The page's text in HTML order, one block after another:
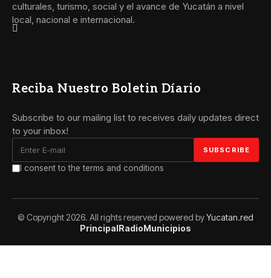
culturales, turismo, social y el avance de Yucatán a nivel
local, nacional e internacional.
Reciba Nuestro Boletin Díario
Subscribe to our mailing list to receives daily updates direct
to your inbox!
I consent to the terms and conditions
© Copyright 2026. All rights reserved powered byYucatan.red
PrincipalRadioMunicipios